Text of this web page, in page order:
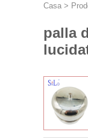
Casa >
palla